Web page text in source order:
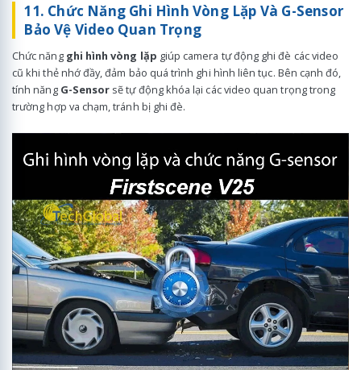
11. Chức Năng Ghi Hình Vòng Lặp Và G-Sensor
Bảo Vệ Video Quan Trọng
Chức năng ghi hình vòng lặp giúp camera tự động ghi đè các video
cũ khi thẻ nhớ đầy, đảm bảo quá trình ghi hình liên tục. Bên cạnh đó,
tính năng G-Sensor sẽ tự động khóa lại các video quan trọng trong
trường hợp va chạm, tránh bị ghi đè.